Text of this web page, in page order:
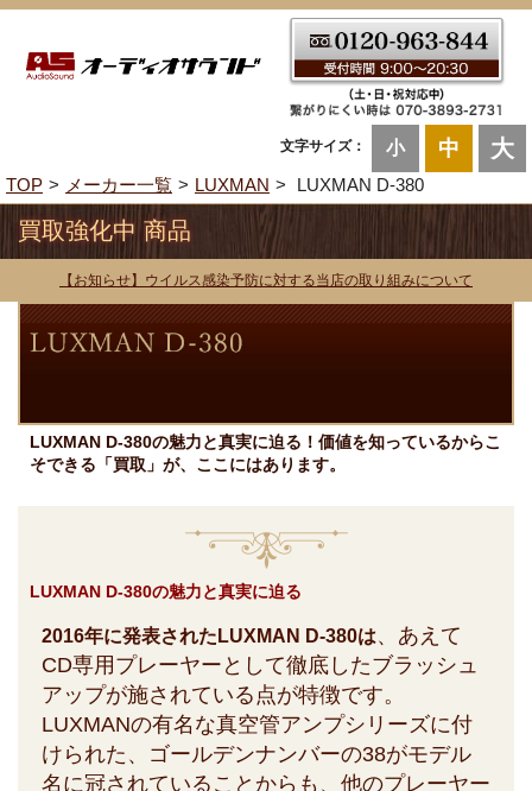
文字サイズ： 小 中 大
TOP メーカー一覧 LUXMAN LUXMAN D-380
買取強化中 商品
【お知らせ】ウイルス感染予防に対する当店の取り組みについて
LUXMAN D-380の魅力と真実に迫る！価値を知っているからこ
そできる「買取」が、ここにはあります。
LUXMAN D-380の魅力と真実に迫る
2016年に発表されたLUXMAN D-380は、あえて
CD専用プレーヤーとして徹底したブラッシュ
アップが施されている点が特徴です。
LUXMANの有名な真空管アンプシリーズに付
けられた、ゴールデンナンバーの38がモデル
名に冠されていることからも、他のプレーヤー